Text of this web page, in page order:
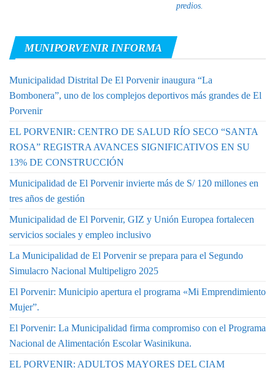
predios.
MUNIPORVENIR INFORMA
Municipalidad Distrital De El Porvenir inaugura “La
Bombonera”, uno de los complejos deportivos más grandes de El
Porvenir
EL PORVENIR: CENTRO DE SALUD RÍO SECO “SANTA
ROSA” REGISTRA AVANCES SIGNIFICATIVOS EN SU
13% DE CONSTRUCCIÓN
Municipalidad de El Porvenir invierte más de S/ 120 millones en
tres años de gestión
Municipalidad de El Porvenir, GIZ y Unión Europea fortalecen
servicios sociales y empleo inclusivo
La Municipalidad de El Porvenir se prepara para el Segundo
Simulacro Nacional Multipeligro 2025
El Porvenir: Municipio apertura el programa «Mi Emprendimiento
Mujer”.
El Porvenir: La Municipalidad firma compromiso con el Programa
Nacional de Alimentación Escolar Wasinikuna.
EL PORVENIR: ADULTOS MAYORES DEL CIAM